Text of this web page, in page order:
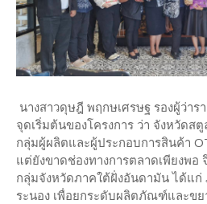
นางสาวดุษฎี พฤกษเศรษฐ รองผู้ว่าร
จุดเริ่มต้นของโครงการ ว่า จังหวัดส
กลุ่มผู้ผลิตและผู้ประกอบการสินค้า
แต่ยังขาดช่องทางการตลาดเพียงพอ
กลุ่มจังหวัดภาคใต้ฝั่งอันดามัน ได้แก่
ระนอง เพื่อยกระดับผลิตภัณฑ์และขย